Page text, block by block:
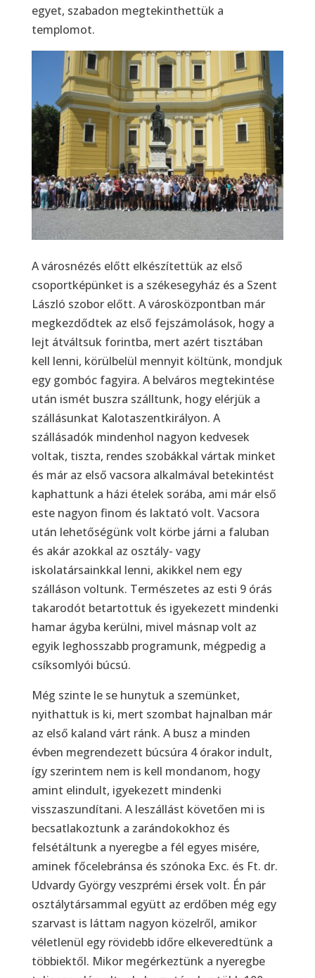
egyet, szabadon megtekinthettük a
templomot.
A városnézés előtt elkészítettük az első
csoportképünket is a székesegyház és a Szent
László szobor előtt. A városközpontban már
megkezdődtek az első fejszámolások, hogy a
lejt átváltsuk forintba, mert azért tisztában
kell lenni, körülbelül mennyit költünk, mondjuk
egy gombóc fagyira. A belváros megtekintése
után ismét buszra szálltunk, hogy elérjük a
szállásunkat Kalotaszentkirályon. A
szállásadók mindenhol nagyon kedvesek
voltak, tiszta, rendes szobákkal vártak minket
és már az első vacsora alkalmával betekintést
kaphattunk a házi ételek sorába, ami már első
este nagyon finom és laktató volt. Vacsora
után lehetőségünk volt körbe járni a faluban
és akár azokkal az osztály- vagy
iskolatársainkkal lenni, akikkel nem egy
szálláson voltunk. Természetes az esti 9 órás
takarodót betartottuk és igyekezett mindenki
hamar ágyba kerülni, mivel másnap volt az
egyik leghosszabb programunk, mégpedig a
csíksomlyói búcsú.
Még szinte le se hunytuk a szemünket,
nyithattuk is ki, mert szombat hajnalban már
az első kaland várt ránk. A busz a minden
évben megrendezett búcsúra 4 órakor indult,
így szerintem nem is kell mondanom, hogy
amint elindult, igyekezett mindenki
visszaszundítani. A leszállást követően mi is
becsatlakoztunk a zarándokokhoz és
felsétáltunk a nyeregbe a fél egyes misére,
aminek főcelebránsa és szónoka Exc. és Ft. dr.
Udvardy György veszprémi érsek volt. Én pár
osztálytársammal együtt az erdőben még egy
szarvast is láttam nagyon közelről, amikor
véletlenül egy rövidebb időre elkeveredtünk a
többiektől. Mikor megérkeztünk a nyeregbe